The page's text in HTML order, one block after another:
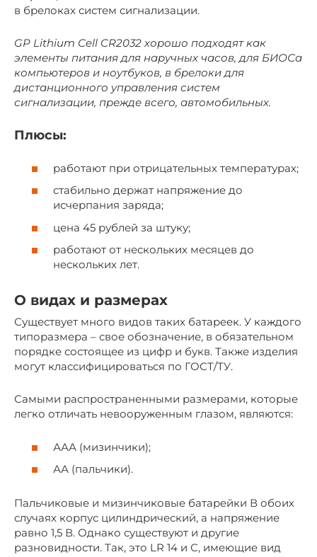
в брелоках систем сигнализации.
GP Lithium Cell CR2032 хорошо подходят как
элементы питания для наручных часов, для БИОСа
компьютеров и ноутбуков, в брелоки для
дистанционного управления систем
сигнализации, прежде всего, автомобильных.
Плюсы:
работают при отрицательных температурах;
стабильно держат напряжение до
исчерпания заряда;
цена 45 рублей за штуку;
работают от нескольких месяцев до
нескольких лет.
О видах и размерах
Существует много видов таких батареек. У каждого
типоразмера – свое обозначение, в обязательном
порядке состоящее из цифр и букв. Также изделия
могут классифицироваться по ГОСТ/ТУ.
Самыми распространенными размерами, которые
легко отличать невооруженным глазом, являются:
ААА (мизинчики);
АА (пальчики).
Пальчиковые и мизинчиковые батарейки В обоих
случаях корпус цилиндрический, а напряжение
равно 1,5 В. Однако существуют и другие
разновидности. Так, это LR 14 и С, имеющие вид